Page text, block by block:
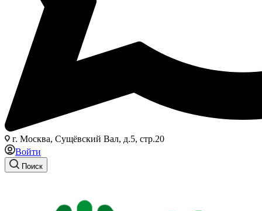
г. Москва, Сущёвский Вал, д.5, стр.20
Войти
Поиск